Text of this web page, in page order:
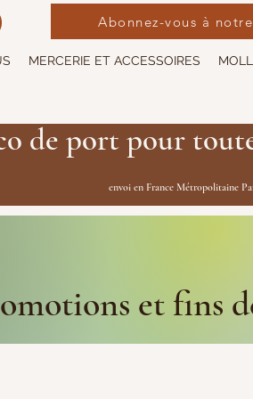
MERCERIE ET ACCESSOIRES
Abonnez-vous à
de port pour
envoi en France Métropolitaine
et fins